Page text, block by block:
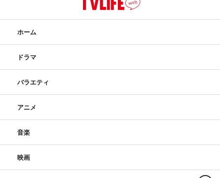
ホーム
ドラマ
バラエティ
アニメ
音楽
映画